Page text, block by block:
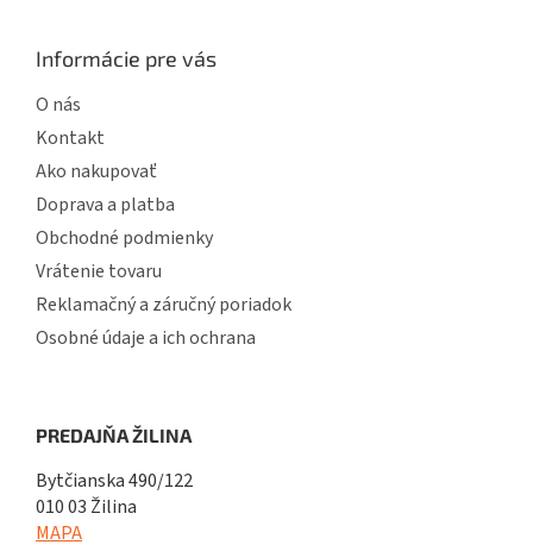
Informácie pre vás
O nás
Kontakt
Ako nakupovať
Doprava a platba
Obchodné podmienky
Vrátenie tovaru
Reklamačný a záručný poriadok
Osobné údaje a ich ochrana
PREDAJŇA ŽILINA
Bytčianska 490/122
010 03 Žilina
MAPA